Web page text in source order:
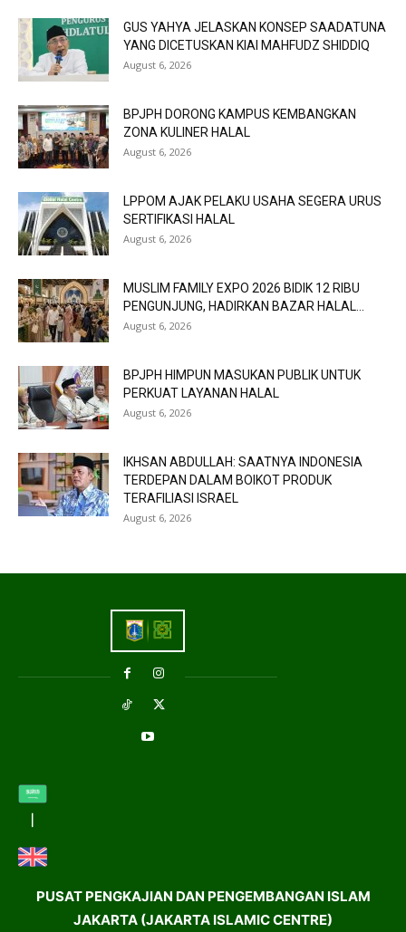
GUS YAHYA JELASKAN KONSEP SAADATUNA
YANG DICETUSKAN KIAI MAHFUDZ SHIDDIQ
August 6, 2026
BPJPH DORONG KAMPUS KEMBANGKAN
ZONA KULINER HALAL
August 6, 2026
LPPOM AJAK PELAKU USAHA SEGERA URUS
SERTIFIKASI HALAL
August 6, 2026
MUSLIM FAMILY EXPO 2026 BIDIK 12 RIBU
PENGUNJUNG, HADIRKAN BAZAR HALAL...
August 6, 2026
BPJPH HIMPUN MASUKAN PUBLIK UNTUK
PERKUAT LAYANAN HALAL
August 6, 2026
IKHSAN ABDULLAH: SAATNYA INDONESIA
TERDEPAN DALAM BOIKOT PRODUK
TERAFILIASI ISRAEL
August 6, 2026
PUSAT PENGKAJIAN DAN PENGEMBANGAN ISLAM
JAKARTA (JAKARTA ISLAMIC CENTRE)